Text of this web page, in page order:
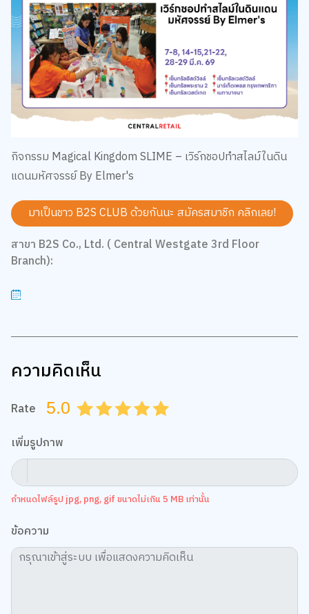
กิจกรรม Magical Kingdom SLIME – เวิร์กชอปทำสไลม์ในดิน
แดนมหัศจรรย์ By Elmer's
มาเป็นชาว B2S CLUB ด้วยกันนะ สมัครสมาชิก คลิกเลย!
สาขา B2S Co., Ltd. ( Central Westgate 3rd Floor
Branch):
ความคิดเห็น
Rate 5.0 4.5
4.0
3.5
3.0
2.5
2.0
1.5
1.0
0.5
เพิ่มรูปภาพ
กำหนดไฟล์รูป jpg, png, gif ขนาดไม่เกิน 5 MB เท่านั้น
ข้อความ